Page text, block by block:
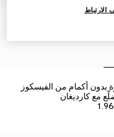
بدون أكمام من الفيسكوز
مع كارديغان